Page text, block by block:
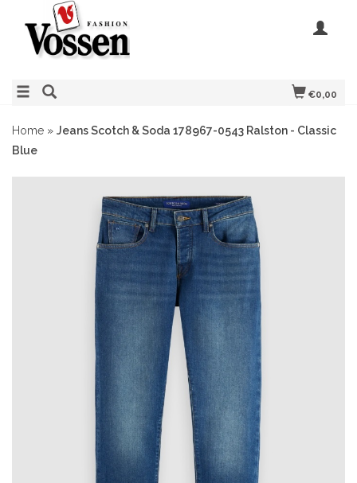
€0,00
Home » Jeans Scotch & Soda 178967-0543 Ralston - Classic
Blue